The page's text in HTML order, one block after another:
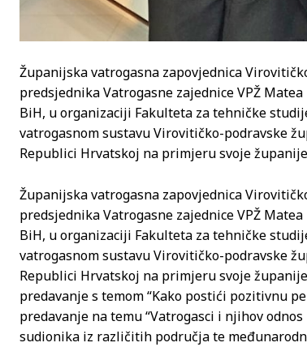
Županijska vatrogasna zapovjednica
predsjednika Vatrogasne zajednice VPŽ
BiH, u organizaciji Fakulteta za tehničke
vatrogasnom sustavu Virovitičko-podravske
Republici Hrvatskoj na primjeru svoje
Županijska vatrogasna zapovjednica
predsjednika Vatrogasne zajednice VPŽ
BiH, u organizaciji Fakulteta za tehničke
vatrogasnom sustavu Virovitičko-podravske
Republici Hrvatskoj na primjeru svoje
predavanje s temom “Kako postići pozitivnu
predavanje na temu “Vatrogasci i njihov
sudionika iz različitih područja te